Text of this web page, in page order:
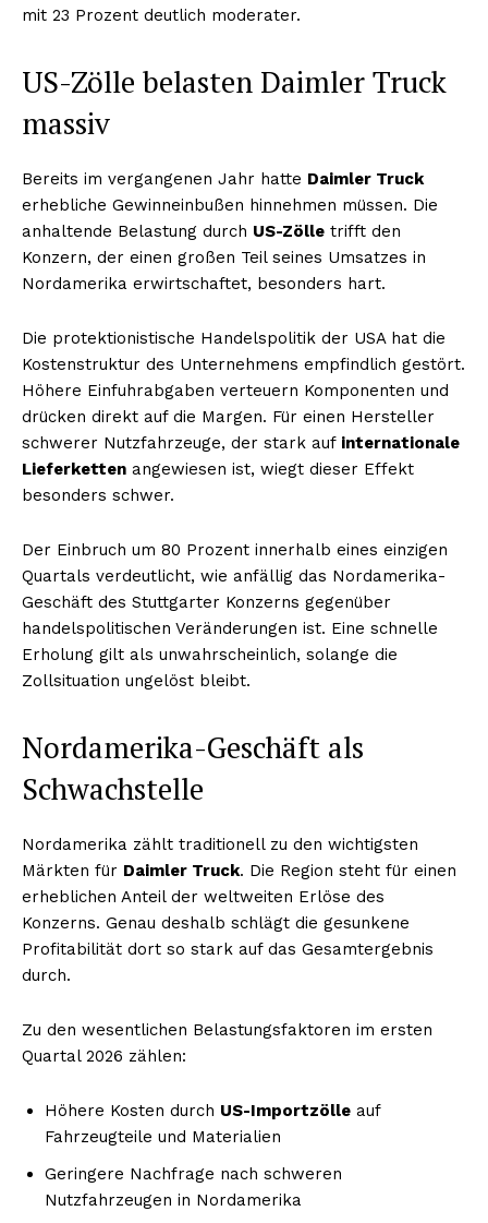
mit 23 Prozent deutlich moderater.
US-Zölle belasten Daimler Truck
massiv
Bereits im vergangenen Jahr hatte Daimler Truck
erhebliche Gewinneinbußen hinnehmen müssen. Die
anhaltende Belastung durch US-Zölle trifft den
Konzern, der einen großen Teil seines Umsatzes in
Nordamerika erwirtschaftet, besonders hart.
Die protektionistische Handelspolitik der USA hat die
Kostenstruktur des Unternehmens empfindlich gestört.
Höhere Einfuhrabgaben verteuern Komponenten und
drücken direkt auf die Margen. Für einen Hersteller
schwerer Nutzfahrzeuge, der stark auf internationale
Lieferketten angewiesen ist, wiegt dieser Effekt
besonders schwer.
Der Einbruch um 80 Prozent innerhalb eines einzigen
Quartals verdeutlicht, wie anfällig das Nordamerika-
Geschäft des Stuttgarter Konzerns gegenüber
handelspolitischen Veränderungen ist. Eine schnelle
Erholung gilt als unwahrscheinlich, solange die
Zollsituation ungelöst bleibt.
Nordamerika-Geschäft als
Schwachstelle
Nordamerika zählt traditionell zu den wichtigsten
Märkten für Daimler Truck. Die Region steht für einen
erheblichen Anteil der weltweiten Erlöse des
Konzerns. Genau deshalb schlägt die gesunkene
Profitabilität dort so stark auf das Gesamtergebnis
durch.
Zu den wesentlichen Belastungsfaktoren im ersten
Quartal 2026 zählen:
Höhere Kosten durch US-Importzölle auf
Fahrzeugteile und Materialien
Geringere Nachfrage nach schweren
Nutzfahrzeugen in Nordamerika